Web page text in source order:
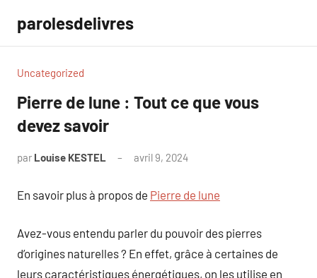
contenu
parolesdelivres
Uncategorized
Pierre de lune : Tout ce que vous
devez savoir
par Louise KESTEL avril 9, 2024
En savoir plus à propos de Pierre de lune
Avez-vous entendu parler du pouvoir des pierres
d’origines naturelles ? En effet, grâce à certaines de
leurs caractéristiques énergétiques, on les utilise en